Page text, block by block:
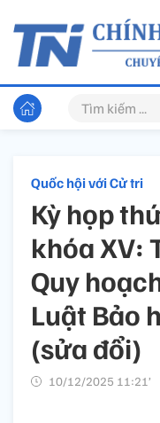
Quốc hội với Cử tri
Kỳ họp
khóa XV:
Quy
Luật Bảo
(sửa đổi)
10/12/2025 11:21’